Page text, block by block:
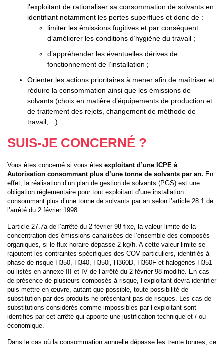
l’exploitant de rationaliser sa consommation de solvants en
identifiant notamment les pertes superflues et donc de :
limiter les émissions fugitives et par conséquent
d’améliorer les conditions d’hygiène du travail ;
d’appréhender les éventuelles dérives de
fonctionnement de l’installation ;
Orienter les actions prioritaires à mener afin de maîtriser et
réduire la consommation ainsi que les émissions de
solvants (choix en matière d’équipements de production et
de traitement des rejets, changement de méthode de
travail,…).
SUIS-JE CONCERNÉ ?
Vous êtes concerné si vous êtes exploitant d’une ICPE à
Autorisation consommant plus d’une tonne de solvants par an. En
effet, la réalisation d’un plan de gestion de solvants (PGS) est une
obligation réglementaire pour tout exploitant d’une installation
consommant plus d’une tonne de solvants par an selon l’article 28.1 de
l’arrêté du 2 février 1998.
L’article 27.7a de l’arrêté du 2 février 98 fixe, la valeur limite de la
concentration des émissions canalisées de l’ensemble des composés
organiques, si le flux horaire dépasse 2 kg/h. A cette valeur limite se
rajoutent les contraintes spécifiques des COV particuliers, identifiés à
phase de risque H350, H340, H350i, H360D, H360F et halogénés H351
ou listés en annexe III et IV de l’arrêté du 2 février 98 modifié. En cas
de présence de plusieurs composés à risque, l’exploitant devra identifier
puis mettre en œuvre, autant que possible, toute possibilité de
substitution par des produits ne présentant pas de risques. Les cas de
substitutions considérés comme impossibles par l’exploitant sont
identifiés par cet arrêté qui apporte une justification technique et / ou
économique.
Dans le cas où la consommation annuelle dépasse les trente tonnes, ce